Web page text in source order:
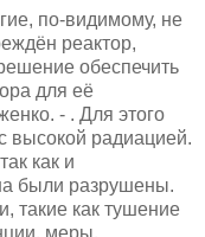
по-видимому, не
реактор,
обеспечить
для её
- . Для этого
высокой радиацией.
как и
были разрушены.
такие как тушение
меры,